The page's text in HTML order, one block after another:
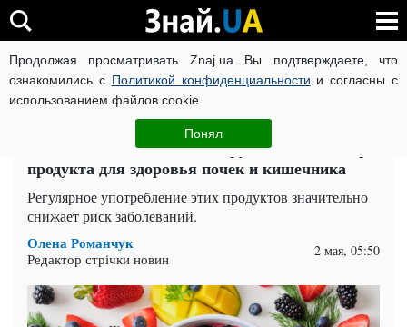
Продолжая просматривать Znaj.ua Вы подтверждаете, что
ознакомились с Политикой конфиденциальности и согласны с
использованием файлов cookie.
Понял
ВОЙНА РОССИИ ПРОТИВ УКРАИНЫ КОРОНАВИРУС В
Общество ЧИТАТИ УКРАЇНСЬКОЮ
Защитят от воспалений и других болезней: три
продукта для здоровья почек и кишечника
Регулярное употребление этих продуктов значительно
снижает риск заболеваний.
Олена Романчук
Редактор стрічки новин 2 мая, 05:50